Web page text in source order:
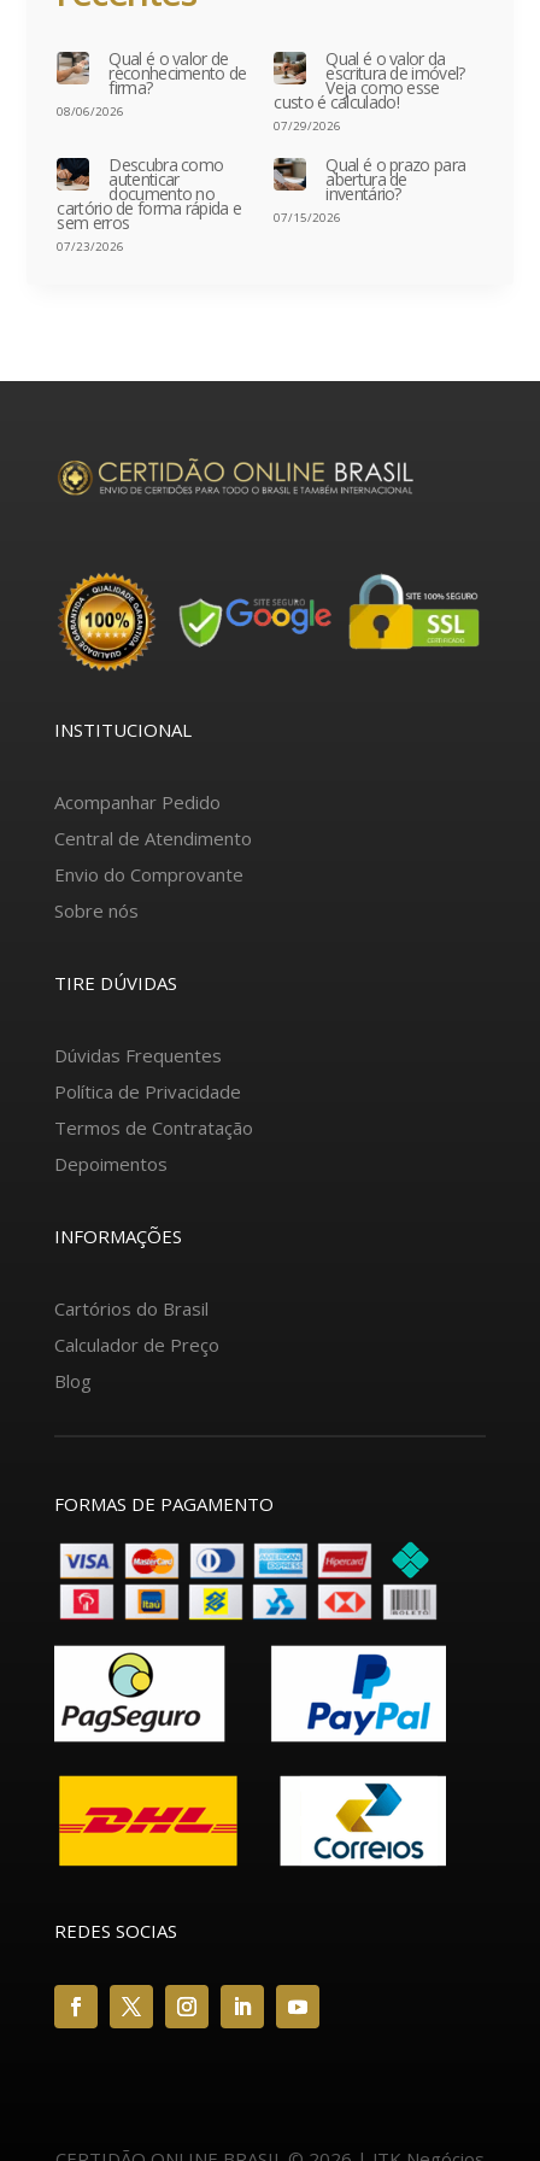
Qual é o valor de
reconhecimento de
firma?
08/06/2026
Qual é o valor da
escritura de imóvel?
Veja como esse
custo é calculado!
07/29/2026
Descubra como
autenticar
documento no
cartório de forma rápida e
sem erros
07/23/2026
Qual é o prazo para
abertura de
inventário?
07/15/2026
INSTITUCIONAL
Acompanhar Pedido
Central de Atendimento
Envio do Comprovante
Sobre nós
TIRE DÚVIDAS
Dúvidas Frequentes
Política de Privacidade
Termos de Contratação
Depoimentos
INFORMAÇÕES
Cartórios do Brasil
Calculador de Preço
Blog
FORMAS DE PAGAMENTO
REDES SOCIAS